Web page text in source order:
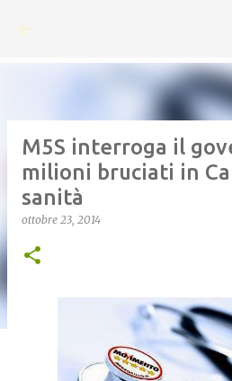
M5S interroga il
milioni bruciati in
sanità
ottobre 23, 2014